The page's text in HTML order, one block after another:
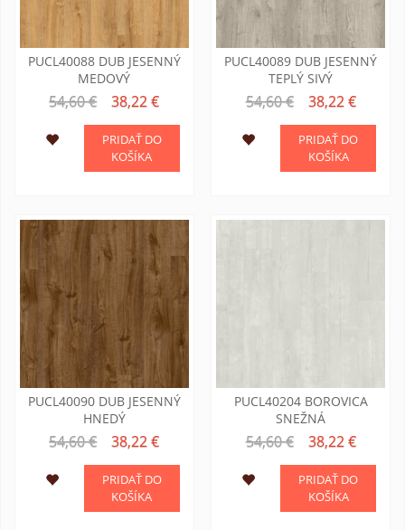
PUCL40088 DUB JESENNÝ
MEDOVÝ
54,60 € 38,22 €
PRIDAŤ DO
KOŠÍKA
PUCL40089 DUB JESENNÝ
TEPLÝ SIVÝ
54,60 € 38,22 €
PRIDAŤ DO
KOŠÍKA
PUCL40090 DUB JESENNÝ
HNEDÝ
54,60 € 38,22 €
PRIDAŤ DO
KOŠÍKA
PUCL40204 BOROVICA
SNEŽNÁ
54,60 € 38,22 €
PRIDAŤ DO
KOŠÍKA